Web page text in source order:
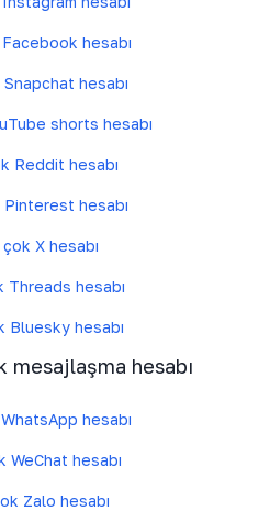
hesabı
hesabı
shorts hesabı
Reddit hesabı
hesabı
X hesabı
Threads hesabı
Bluesky hesabı
mesajlaşma hesabı
hesabı
WeChat hesabı
Zalo hesabı